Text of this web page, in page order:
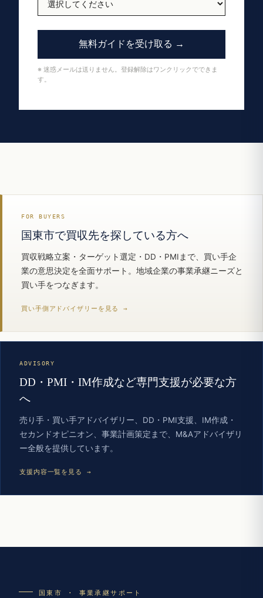
無料ガイドを受け取る →
※ 迷惑メールは送りません。登録解除はワンクリックでできま
す。
FOR BUYERS
国東市で買収先を探している方へ
買収戦略立案・ターゲット選定・DD・PMIまで、買い手企
業の意思決定を全面サポート。地域企業の事業承継ニーズと
買い手をつなぎます。
買い手側アドバイザリーを見る →
ADVISORY
DD・PMI・IM作成など専門支援が必要な方
へ
売り手・買い手アドバイザリー、DD・PMI支援、IM作成・
セカンドオピニオン、事業計画策定まで、M&Aアドバイザリ
ー全般を提供しています。
支援内容一覧を見る →
国東市 · 事業承継サポート